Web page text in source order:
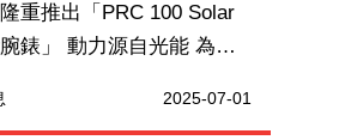
重推出「PRC 100 Solar
錶」 動力源自光能 為你
2025-07-01